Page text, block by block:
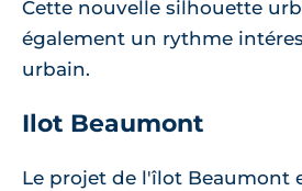
Cette nouvelle silhouette
également un rythme
urbain.
Ilot Beaumont
Le projet de l'îlot Beaumont